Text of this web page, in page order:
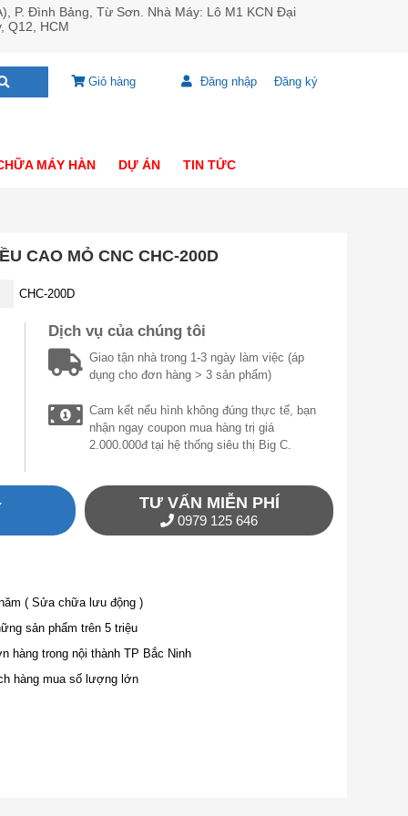
P. Đình Bảng, Từ Sơn. Nhà Máy: Lô M1 KCN Đại
Q12, HCM
Giỏ hàng Đăng nhập Đăng ký
MÁY HÀN DỰ ÁN TIN TỨC
CAO MỎ CNC CHC-200D
CHC-200D
Dịch vụ của chúng tôi
Giao tận nhà trong 1-3 ngày làm việc (áp
dụng cho đơn hàng > 3 sản phẩm)
Cam kết nếu hình không đúng thực tế, bạn
nhận ngay coupon mua hàng trị giá
2.000.000đ tại hệ thống siêu thị Big C.
TƯ VẤN MIỄN PHÍ
0979 125 646
( Sửa chữa lưu động )
sản phẩm trên 5 triệu
hàng trong nội thành TP Bắc Ninh
hàng mua số lượng lớn